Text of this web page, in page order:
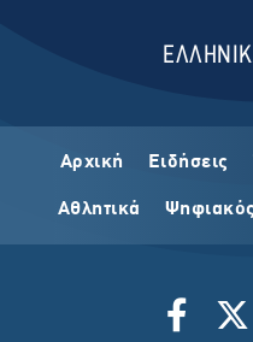
Αρχική Ειδήσεις
Αθλητικά